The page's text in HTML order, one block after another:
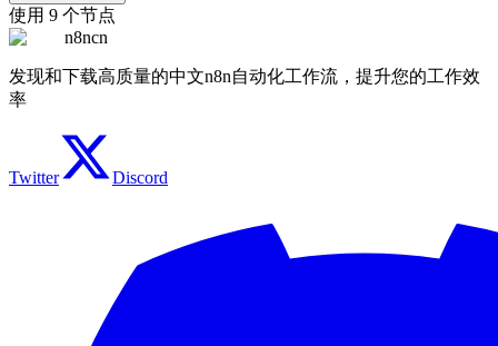
使用 9 个节点
n8ncn
发现和下载高质量的中文n8n自动化工作流，提升您的工作效
率
Twitter Discord